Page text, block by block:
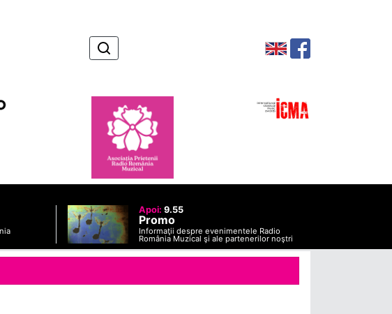
Apoi: 9.55
Promo
Informaţii despre evenimentele Radio
România Muzical şi ale partenerilor noştri